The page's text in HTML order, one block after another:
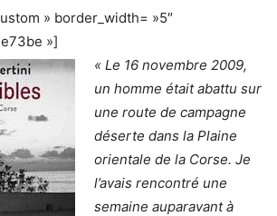
» border_width= »5″
»]
« Le 16 novembre 2009,
un homme était abattu sur
une route de campagne
déserte dans la Plaine
orientale de la Corse. Je
l’avais rencontré une
semaine auparavant à